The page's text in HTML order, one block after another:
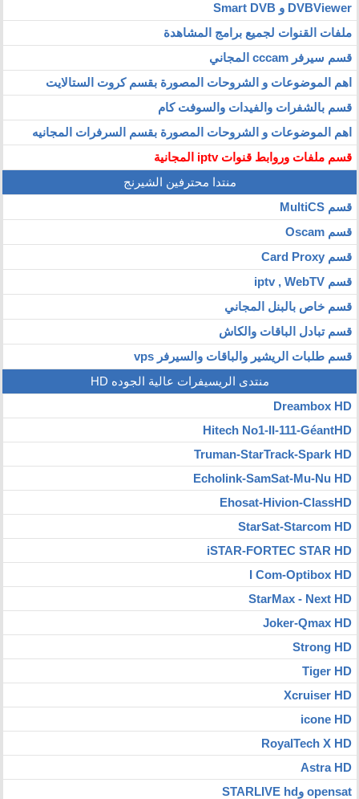
DVBViewer و Smart DVB
ملفات القنوات لجميع برامج المشاهدة
قسم سيرفر cccam المجاني
اهم الموضوعات و الشروحات المصورة بقسم كروت الستالايت
قسم بالشفرات والفيدات والسوفت كام
اهم الموضوعات و الشروحات المصورة بقسم السرفرات المجانيه
قسم ملفات وروابط قنوات iptv المجانية
منتدا محترفين الشيرنج
قسم MultiCS
قسم Oscam
قسم Card Proxy
قسم iptv , WebTV
قسم خاص بالبنل المجاني
قسم تبادل الباقات والكاش
قسم طلبات الريشير والباقات والسيرفر vps
منتدى الريسيفرات عالية الجوده HD
Dreambox HD
Hitech No1-II-111-GéantHD
Truman-StarTrack-Spark HD
Echolink-SamSat-Mu-Nu HD
Ehosat-Hivion-ClassHD
StarSat-Starcom HD
iSTAR-FORTEC STAR HD
I Com-Optibox HD
StarMax - Next HD
Joker-Qmax HD
Strong HD
Tiger HD
Xcruiser HD
icone HD
RoyalTech X HD
Astra HD
opensat وSTARLIVE hd